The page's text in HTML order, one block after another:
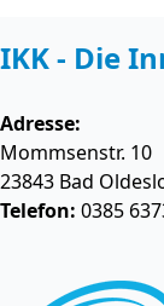
IKK - Die
Adresse:
Mommsenstr. 10
23843 Bad
Telefon: 0385